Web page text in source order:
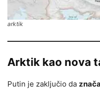
arktik
Arktik kao nova
Putin je zaključio da